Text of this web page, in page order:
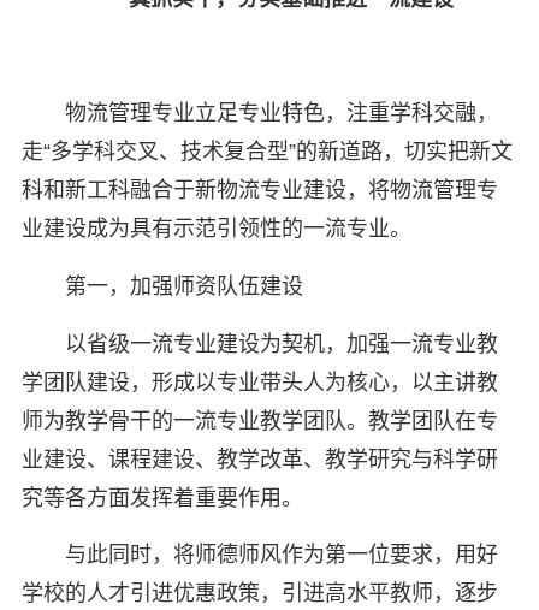
物流管理专业立足专业特色，注重学科交融，
走“多学科交叉、技术复合型”的新道路，切实把新文
科和新工科融合于新物流专业建设，将物流管理专
业建设成为具有示范引领性的一流专业。
第一，加强师资队伍建设
以省级一流专业建设为契机，加强一流专业教
学团队建设，形成以专业带头人为核心，以主讲教
师为教学骨干的一流专业教学团队。教学团队在专
业建设、课程建设、教学改革、教学研究与科学研
究等各方面发挥着重要作用。
与此同时，将师德师风作为第一位要求，用好
学校的人才引进优惠政策，引进高水平教师，逐步